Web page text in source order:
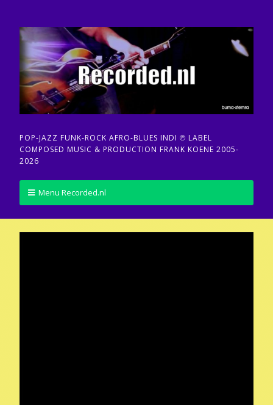
POP-JAZZ FUNK-ROCK AFRO-BLUES INDI ℗ LABEL
COMPOSED MUSIC & PRODUCTION FRANK KOENE 2005-
2026
Menu Recorded.nl